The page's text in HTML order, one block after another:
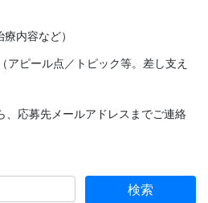
内容など）
アピール点／トピック等。差し支え
、応募先メールアドレスまでご連絡